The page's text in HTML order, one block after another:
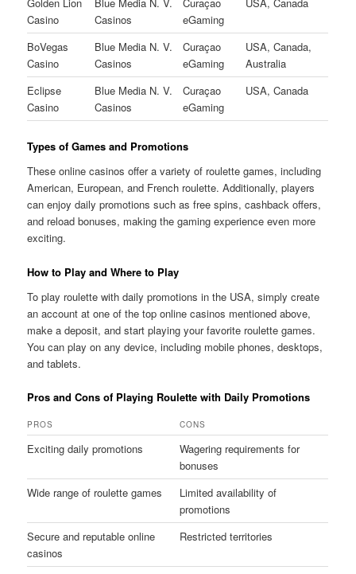
Casino
Casinos
eGaming
BoVegas
Casino
Blue Media N. V.
Casinos
Curaçao
eGaming
USA, Canada,
Australia
Eclipse
Casino
Blue Media N. V.
Casinos
Curaçao
eGaming
USA, Canada
Types of Games and Promotions
These online casinos offer a variety of roulette games, including
American, European, and French roulette. Additionally, players
can enjoy daily promotions such as free spins, cashback offers,
and reload bonuses, making the gaming experience even more
exciting.
How to Play and Where to Play
To play roulette with daily promotions in the USA, simply create
an account at one of the top online casinos mentioned above,
make a deposit, and start playing your favorite roulette games.
You can play on any device, including mobile phones, desktops,
and tablets.
Pros and Cons of Playing Roulette with Daily Promotions
PROS CONS
Exciting daily promotions
Wagering requirements for
bonuses
Wide range of roulette games
Limited availability of
promotions
Secure and reputable online
casinos
Restricted territories